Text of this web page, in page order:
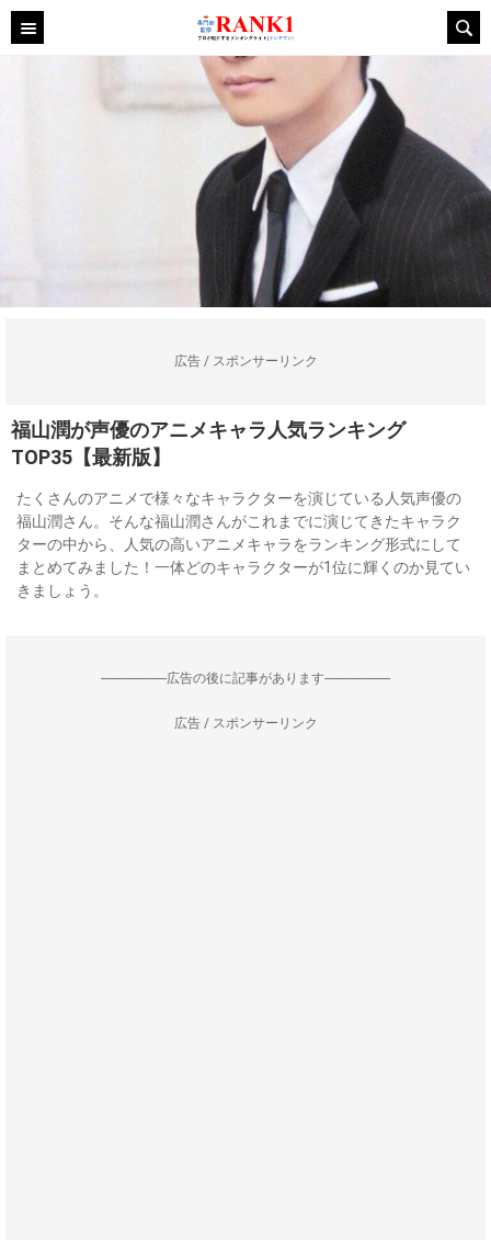
広告 / スポンサーリンク
福山潤が声優のアニメキャラ人気ランキング
TOP35【最新版】
たくさんのアニメで様々なキャラクターを演じている人気声優の
福山潤さん。そんな福山潤さんがこれまでに演じてきたキャラク
ターの中から、人気の高いアニメキャラをランキング形式にして
まとめてみました！一体どのキャラクターが1位に輝くのか見てい
きましょう。
--------------------広告の後に記事があります--------------------
広告 / スポンサーリンク